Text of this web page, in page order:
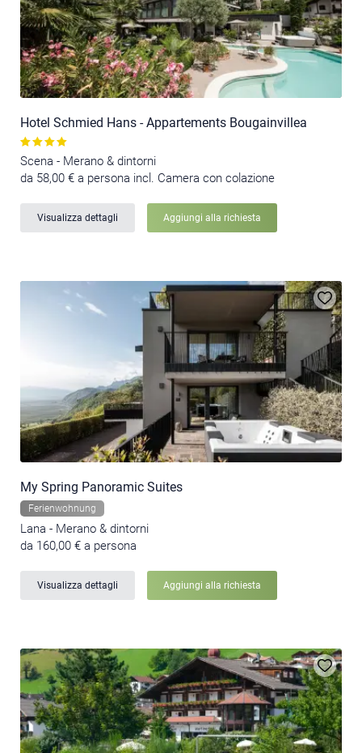
Hotel Schmied Hans - Appartements Bougainvillea
Scena - Merano & dintorni
da 58,00 € a persona incl. Camera con colazione
Visualizza dettagli Aggiungi alla richiesta
My Spring Panoramic Suites
Ferienwohnung
Lana - Merano & dintorni
da 160,00 € a persona
Visualizza dettagli Aggiungi alla richiesta